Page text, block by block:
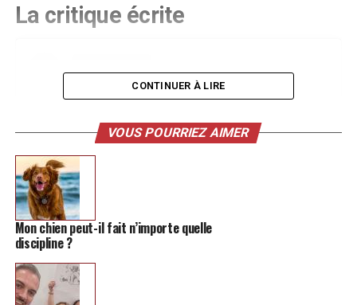
La critique écrite
Voir cette publication sur Instagram
CONTINUER À LIRE
VOUS POURRIEZ AIMER
Mon chien peut-il fait n’importe quelle
discipline ?